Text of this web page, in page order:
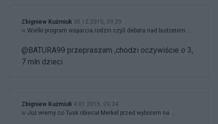
Zbigniew Kuźmiuk 30.12.2015, 09:29
w Wielki program wsparcia rodzin czyli debata nad budżetem ...
@BATURA99 przepraszam ,chodzi oczywiście o 3,
7 mln dzieci
Zbigniew Kuźmiuk 4.01.2015, 09:34
w Już wiemy co Tusk obiecał Merkel przed wyborem na ...